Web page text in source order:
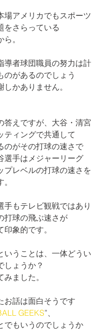
場アメリカでもスポーツ
をさらっている
。
導者球団職員の努力は計
のがあるのでしょう
しかありません。
答えですが、大谷・清宮
ティングで共通して
のがその打球の速さで
選手はメジャーリーグ
プレベルの打球の速さを
手もテレビ観戦ではあり
打球の飛ぶ速さが
象的です。
いうことは、一体どうい
しょうか？
ました。
お話は面白そうです
GEEKS”、
でもいうのでしょうか